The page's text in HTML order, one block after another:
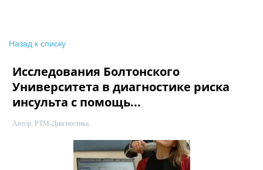
Назад к списку
Исследования Болтонского
Университета в диагностике риска
инсульта с помощь...
Автор: РТМ-Диагностика